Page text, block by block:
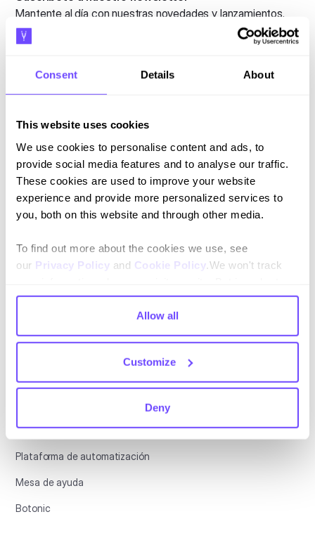
Consent Details About
This website uses cookies
We use cookies to personalise content and ads, to
provide social media features and to analyse our traffic.
These cookies are used to improve your website
experience and provide more personalized services to
you, both on this website and through other media.
To find out more about the cookies we use, see
our Privacy Policy and Cookie Policy .We won't track
comply with your preferences, we'll have to use just one
tiny cookie so that you're not asked to make this choice
again.
Allow all
Customize
Deny
Mantente al día con nuestras novedades y lanzamientos.
Al suscribirte aceptas nuestrasPolítica de privacidad
CX conversacional
Plataforma de automatización
Mesa de ayuda
Botonic
Idioma
English